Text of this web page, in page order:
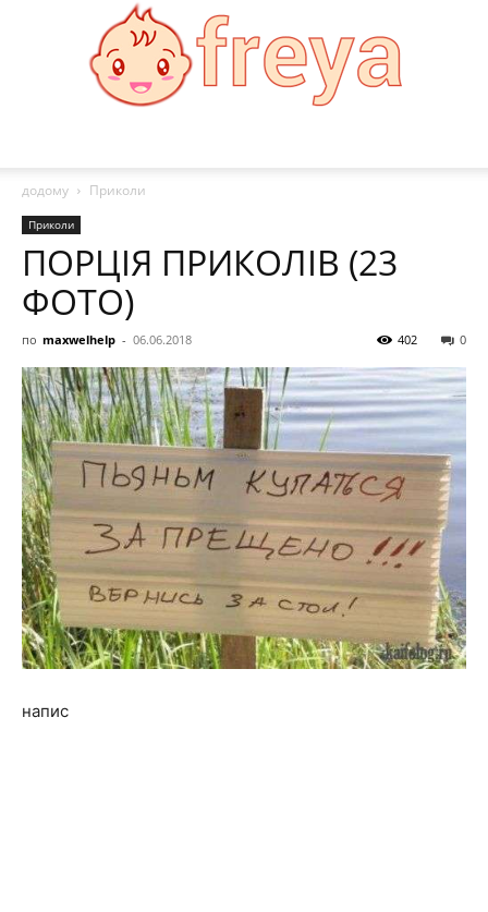
додому
Приколи
Приколи
ПОРЦІЯ ПРИКОЛІВ (23
ФОТО)
по maxwelhelp - 06.06.2018 0
402
напис